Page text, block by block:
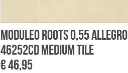
Moduleo Roots 0,55 Allegro
46252CD Medium Tile
€ 46,95